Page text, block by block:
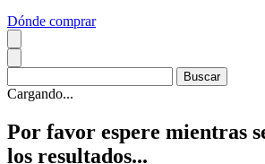
Dónde comprar
Cargando...
Por favor espere mientras
los resultados...